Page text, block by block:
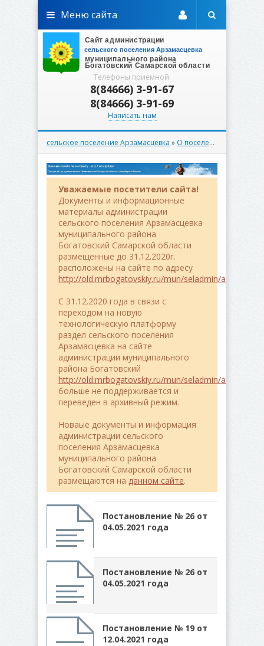
Телефоны приемной:
8(84666) 3-91-67
8(84666) 3-91-69
Написать нам
Меню сайта
сельское поселение Арзамасцевка » О поселении
Уважаемые посетители сайта!
Документы и информационные
материалы администрации
сельского поселения Арзамасцевка
муниципального района
Богатовский Самарской области
размещенные до 31.12.2020г.
расположены на сайте по адресу
http://old.mrbogatovskiy.ru/mun/seladmin/
C 31.12.2020 года в связи с
переходом на новую
технологическую платформу
раздел сельского поселения
Арзамасцевка на сайте
администрации муниципального
района Богатовский
http://old.mrbogatovskiy.ru/mun/seladmin/
больше не поддерживается и
переведен в архивный режим.
Новаые документы и информация
администрации сельского
поселения Арзамасцевка
муниципального района
Богатовский Самарской области
размещаются на данном сайте.
Постановление № 26 от
04.05.2021 года
Постановление № 26 от
04.05.2021 года
Постановление № 19 от
12.04.2021 года